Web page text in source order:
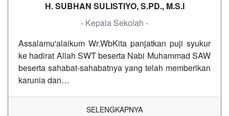
H. SUBHAN SULISTIYO, S.PD., M.S.I
- Kepala Sekolah -
Assalamu'alaikum Wr.WbKita panjatkan puji syukur
ke hadirat Allah SWT beserta Nabi Muhammad SAW
beserta sahabat-sahabatnya yang telah memberikan
karunia dan…
SELENGKAPNYA